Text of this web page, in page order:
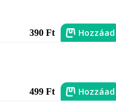
390 Ft Hozzáad
499 Ft Hozzáad